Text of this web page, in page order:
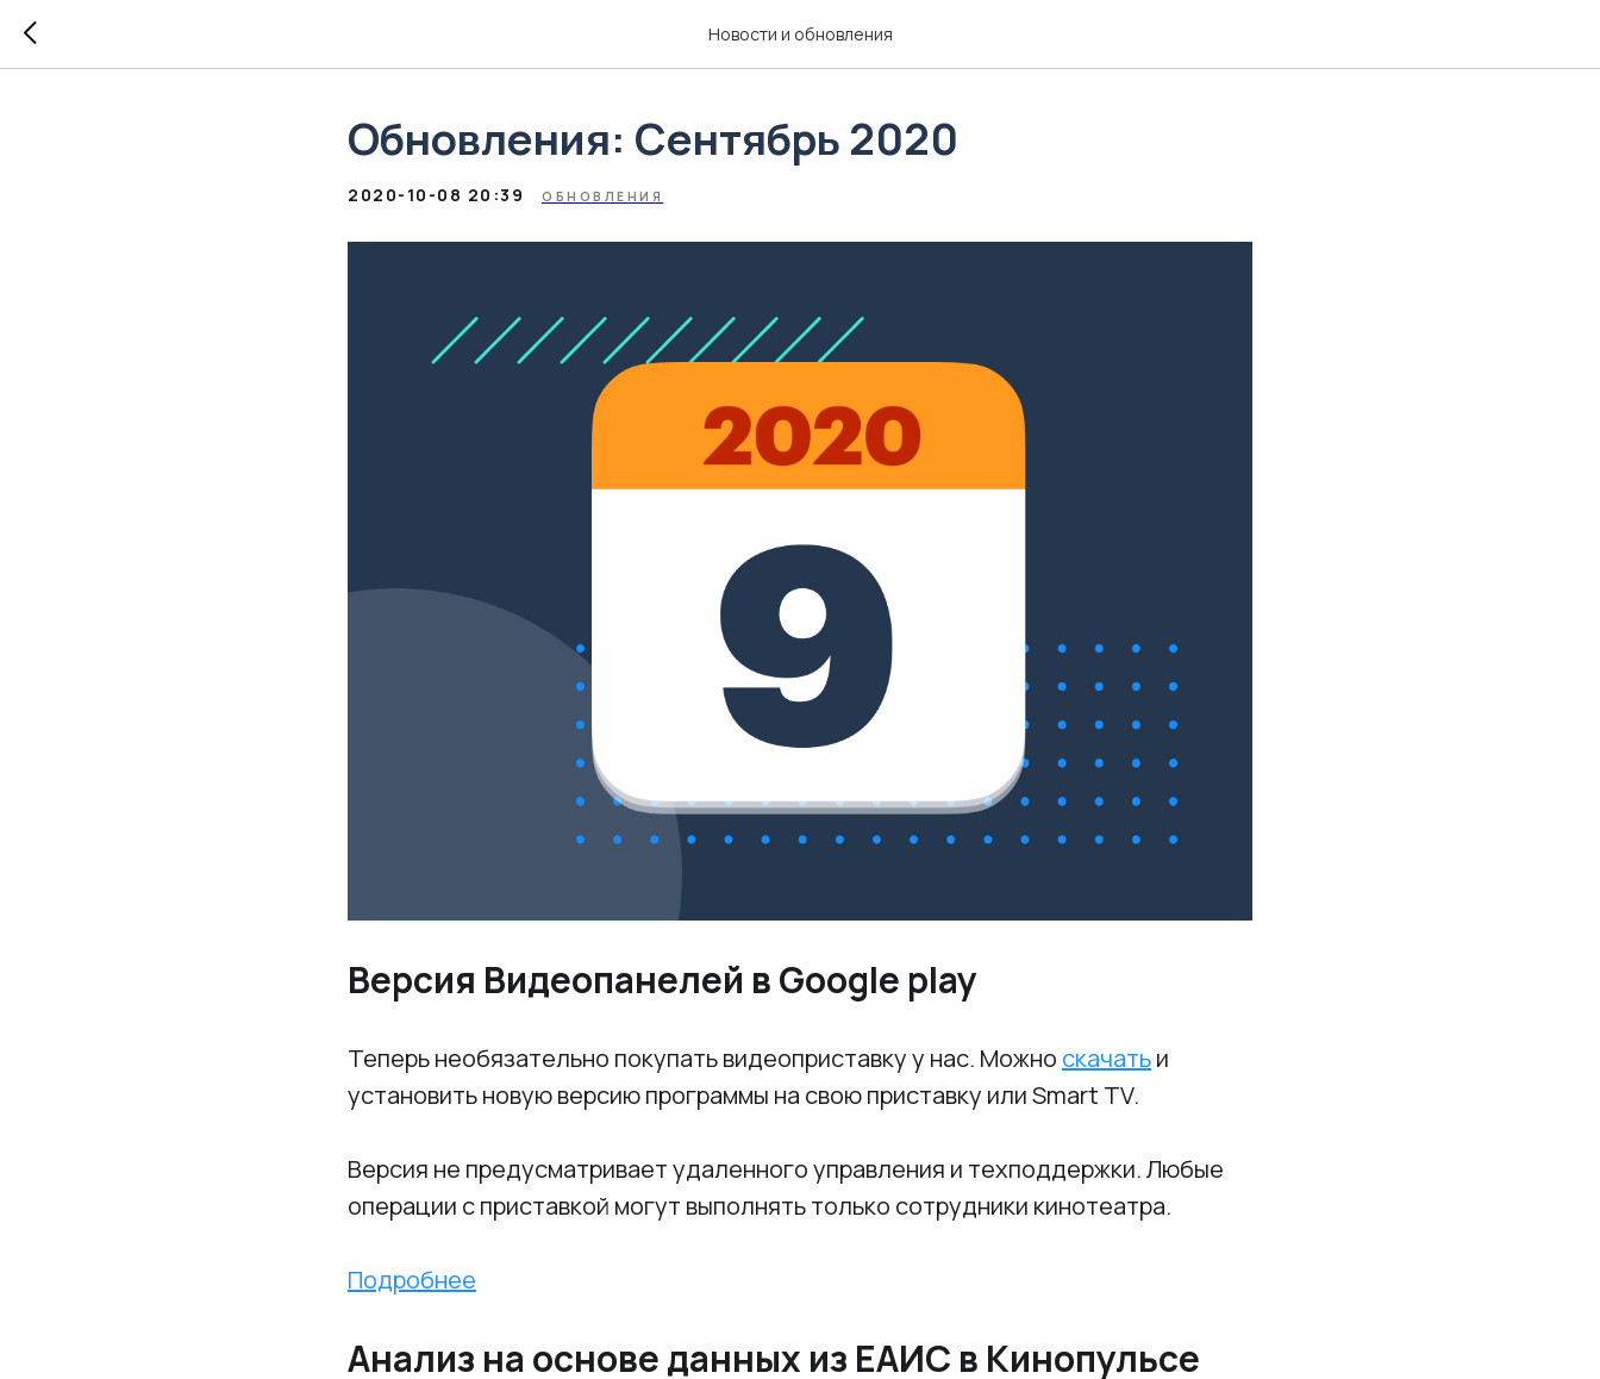
Новости и обновления
Обновления: Сентябрь 2020
2020-10-08 20:39 ОБНОВЛЕНИЯ
Версия Видеопанелей в Google play
Теперь необязательно покупать видеоприставку у нас. Можно скачатьи
установить новую версию программы на свою приставку или Smart TV.
Версия не предусматривает удаленного управления и техподдержки. Любые
операции с приставкой могут выполнять только сотрудники кинотеатра.
Подробнее
Анализ на основе данных из ЕАИС в Кинопульсе